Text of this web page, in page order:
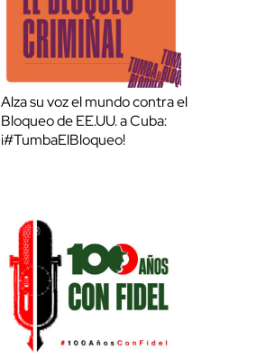
Alza su voz el mundo contra el
Bloqueo de EE.UU. a Cuba:
¡#TumbaElBloqueo!